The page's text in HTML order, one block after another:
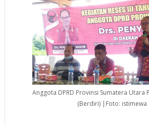
Anggota DPRD Provinsi Sumatera Utara
(Berdiri) |Foto: istimewa